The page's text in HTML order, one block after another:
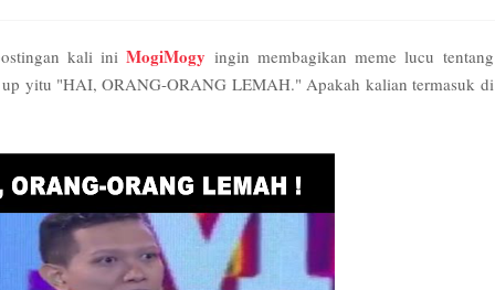
kali iniMogiMogy ingin membagikan meme lucu tentang
up yitu "HAI, ORANG-ORANG LEMAH." Apakah kalian termasuk di